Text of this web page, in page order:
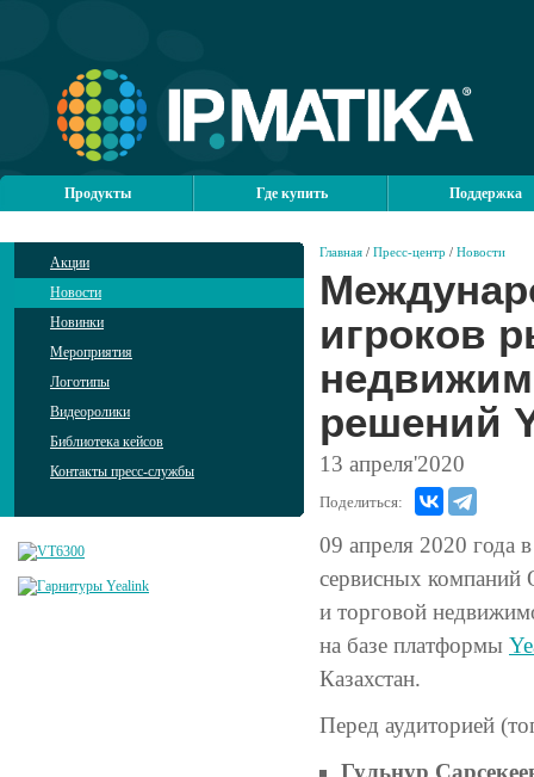
Продукты Где купить Поддержка
Акции
Новости
Новинки
Мероприятия
Логотипы
Видеоролики
Библиотека кейсов
Контакты пресс-службы
Главная / Пресс-центр / Новости
игроков
решений
13 апреля'2020
Поделиться:
09 апреля 2020 года
сервисных компаний
и торговой
на базе платформы
Казахстан.
Перед аудиторией
Гульнур